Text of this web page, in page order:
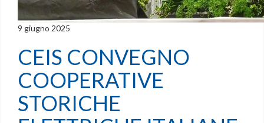
9 giugno 2025
CEIS CONVEGNO
COOPERATIVE
STORICHE